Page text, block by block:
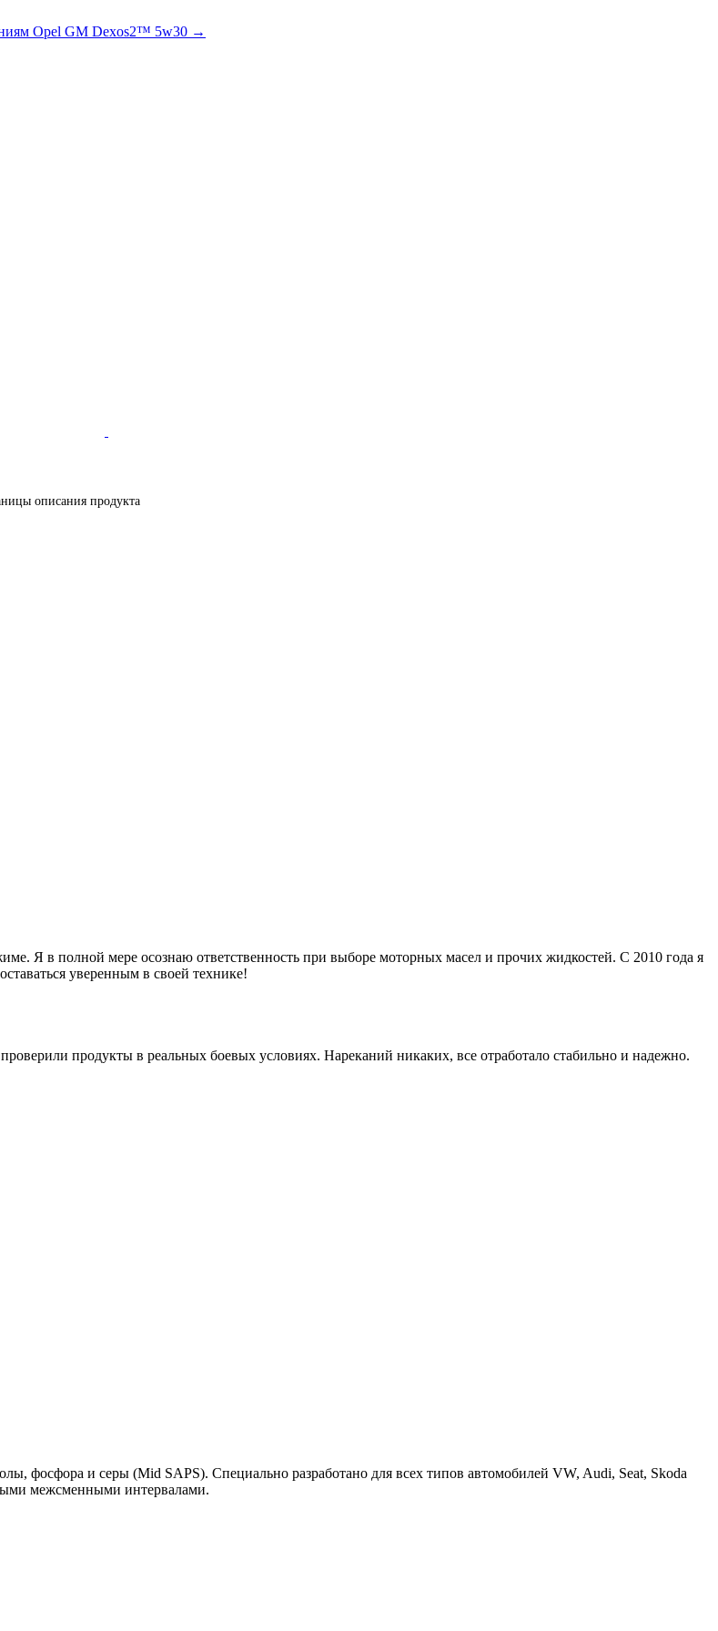
Opel GM Dexos2™ 5w30 →
описания продукта
Я в полной мере осознаю ответственность при выборе моторных масел и прочих жидкостей. С 2010 года я
уверенным в своей технике!
продукты в реальных боевых условиях. Нареканий никаких, все отработало стабильно и надежно.
фосфора и серы (Mid SAPS). Специально разработано для всех типов автомобилей VW, Audi, Seat, Skoda
межсменными интервалами.